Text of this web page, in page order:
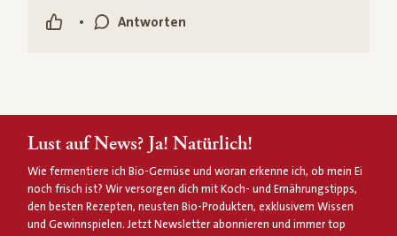
• Antworten
Lust auf News? Ja! Natürlich!
Wie fermentiere ich Bio-Gemüse und woran erkenne ich, ob mein Ei
noch frisch ist? Wir versorgen dich mit Koch- und Ernährungstipps,
den besten Rezepten, neusten Bio-Produkten, exklusivem Wissen
und Gewinnspielen. Jetzt Newsletter abonnieren und immer top